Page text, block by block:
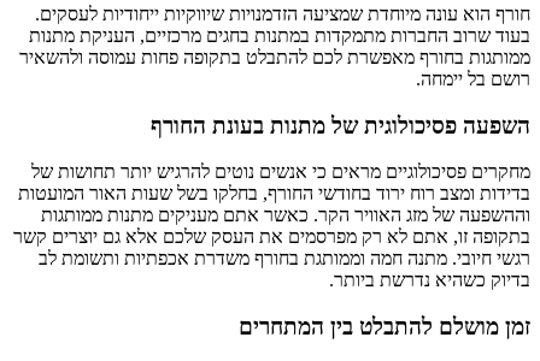
חורף הוא עונה מיוחדת שמציעה הזדמנויות שיווקיות ייחודיות לעסקים.
בעוד שרוב החברות מתמקדות במתנות בחגים מרכזיים, העניקת מתנות
ממותגות בחורף מאפשרת לכם להתבלט בתקופה פחות עמוסה ולהשאיר
רושם בל יימחה.
השפעה פסיכולוגית של מתנות בעונת החורף
מחקרים פסיכולוגיים מראים כי אנשים נוטים להרגיש יותר תחושות של
בדידות ומצב רוח ירוד בחודשי החורף, בחלקו בשל שעות האור המועטות
וההשפעה של מזג האוויר הקר. כאשר אתם מעניקים מתנות ממותגות
בתקופה זו, אתם לא רק מפרסמים את העסק שלכם אלא גם יוצרים קשר
רגשי חיובי. מתנה חמה וממותגת בחורף משדרת אכפתיות ותשומת לב
בדיוק כשהיא נדרשת ביותר.
זמן מושלם להתבלט בין המתחרים